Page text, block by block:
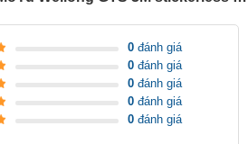
0 đánh giá
0 đánh giá
0 đánh giá
0 đánh giá
0 đánh giá